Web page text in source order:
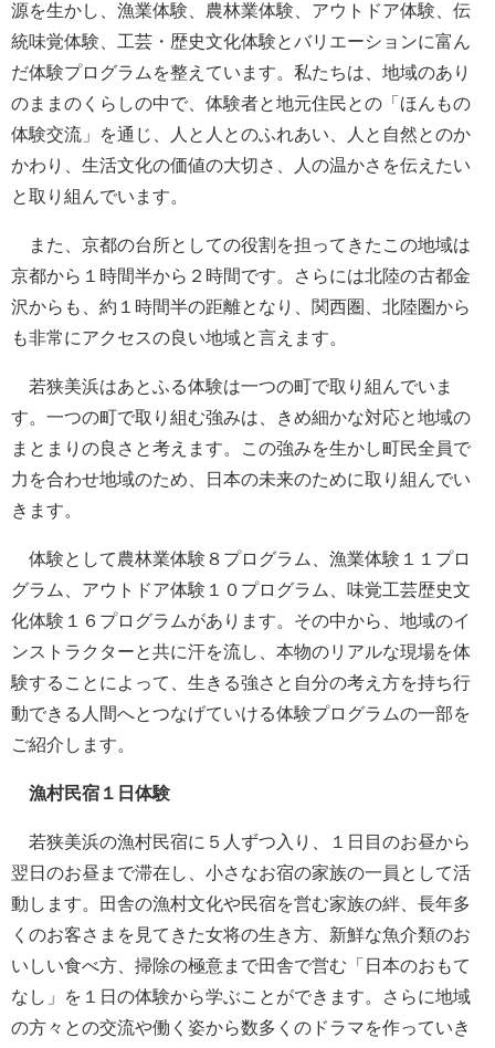
源を生かし、漁業体験、農林業体験、アウトドア体験、伝
統味覚体験、工芸・歴史文化体験とバリエーションに富ん
だ体験プログラムを整えています。私たちは、地域のあり
のままのくらしの中で、体験者と地元住民との「ほんもの
体験交流」を通じ、人と人とのふれあい、人と自然とのか
かわり、生活文化の価値の大切さ、人の温かさを伝えたい
と取り組んでいます。
また、京都の台所としての役割を担ってきたこの地域は
京都から１時間半から２時間です。さらには北陸の古都金
沢からも、約１時間半の距離となり、関西圏、北陸圏から
も非常にアクセスの良い地域と言えます。
若狭美浜はあとふる体験は一つの町で取り組んでいま
す。一つの町で取り組む強みは、きめ細かな対応と地域の
まとまりの良さと考えます。この強みを生かし町民全員で
力を合わせ地域のため、日本の未来のために取り組んでい
きます。
体験として農林業体験８プログラム、漁業体験１１プロ
グラム、アウトドア体験１０プログラム、味覚工芸歴史文
化体験１６プログラムがあります。その中から、地域のイ
ンストラクターと共に汗を流し、本物のリアルな現場を体
験することによって、生きる強さと自分の考え方を持ち行
動できる人間へとつなげていける体験プログラムの一部を
ご紹介します。
漁村民宿１日体験
若狭美浜の漁村民宿に５人ずつ入り、１日目のお昼から
翌日のお昼まで滞在し、小さなお宿の家族の一員として活
動します。田舎の漁村文化や民宿を営む家族の絆、長年多
くのお客さまを見てきた女将の生き方、新鮮な魚介類のお
いしい食べ方、掃除の極意まで田舎で営む「日本のおもて
なし」を１日の体験から学ぶことができます。さらに地域
の方々との交流や働く姿から数多くのドラマを作っていき